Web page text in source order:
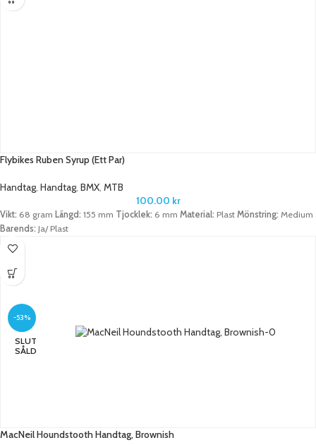
Flybikes Ruben Syrup (Ett Par)
Handtag, Handtag, BMX, MTB
100.00 kr
Vikt: 68 gram Längd: 155 mm Tjocklek: 6 mm Material: Plast Mönstring: Medium
Barends: Ja/ Plast
-53%
SLUT
SÅLD
MacNeil Houndstooth Handtag, Brownish